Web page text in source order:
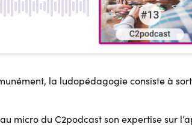
la ludopédagogie consiste à
micro du C2podcast son expertise sur